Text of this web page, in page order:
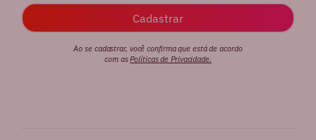
Ao se cadastrar, você confirma que está de acordo
com asPolíticas de Privacidade.